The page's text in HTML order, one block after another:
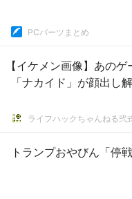
PCパーツまとめ
【イケメン画像】あの
「ナカイド」が顔出し
ライフハックちゃんねる弐
トランプおやびん「停